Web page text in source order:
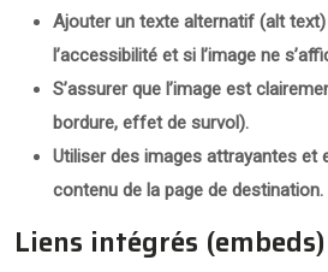
Ajouter un texte alternatif (alt
l’accessibilité et si l’image ne
S’assurer que l’image est
bordure, effet de survol).
Utiliser des images attrayantes et
contenu de la page de destination.
Liens intégrés (embeds)